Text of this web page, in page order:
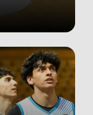
bürünc
Makedoniya
onluqda qərarlaşaraq
sırada bitirib.
boyu göstərdiyi
ümumi
10 ölkəni geridə
Basketbolçularımız